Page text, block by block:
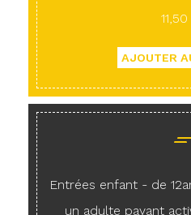
Entrées enfant - de
un adulte payant